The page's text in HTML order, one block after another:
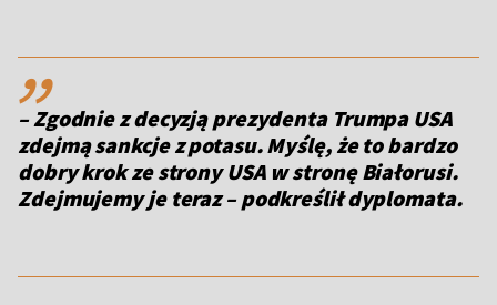
,,
– Zgodnie z decyzją prezydenta Trumpa USA
zdejmą sankcje z potasu. Myślę, że to bardzo
dobry krok ze strony USA w stronę Białorusi.
Zdejmujemy je teraz – podkreślił dyplomata.